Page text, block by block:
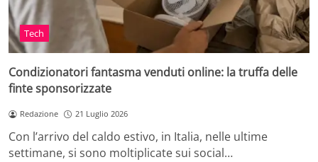
Tech
Condizionatori fantasma venduti online: la truffa delle
finte sponsorizzate
Redazione 21 Luglio 2026
Con l’arrivo del caldo estivo, in Italia, nelle ultime
settimane, si sono moltiplicate sui social…